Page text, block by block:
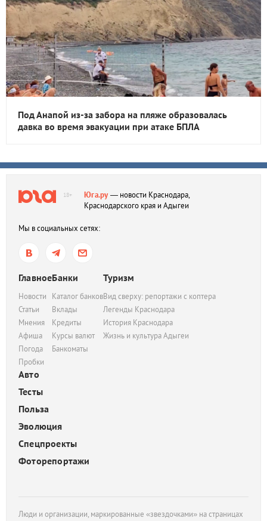
Под Анапой из-за забора на пляже образовалась
давка во время эвакуации при атаке БПЛА
18+ Юга.ру— новости Краснодара,
Краснодарского края и Адыгеи
Мы в социальных сетях:
Главное
Новости
Статьи
Мнения
Афиша
Погода
Пробки
Банки
Каталог банков
Вклады
Кредиты
Курсы валют
Банкоматы
Туризм
Вид сверху: репортажи с коптера
Легенды Краснодара
История Краснодара
Жизнь и культура Адыгеи
Авто
Тесты
Польза
Эволюция
Спецпроекты
Фоторепортажи
Люди и организации, маркированные «звездочками» на страницах